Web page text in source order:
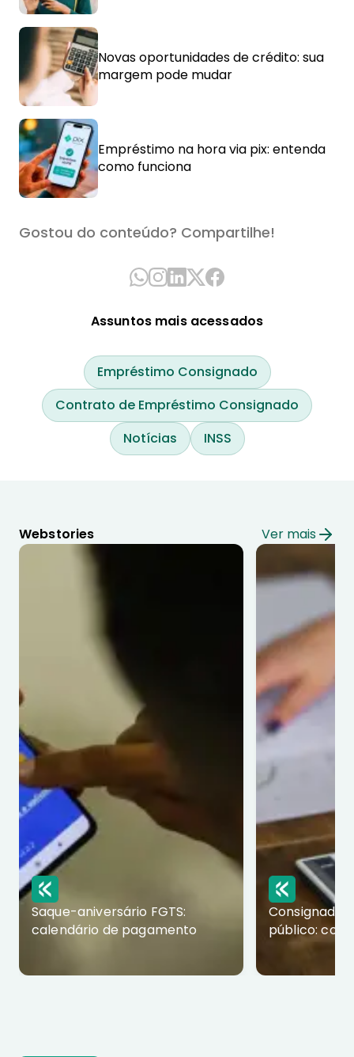
Novas oportunidades de crédito: sua
margem pode mudar
Empréstimo na hora via pix: entenda
como funciona
Gostou do conteúdo? Compartilhe!
Assuntos mais acessados
Empréstimo Consignado
Contrato de Empréstimo Consignado
Notícias
INSS
Webstories Ver mais
Saque-aniversário FGTS:
calendário de pagamento
Consignado
público: